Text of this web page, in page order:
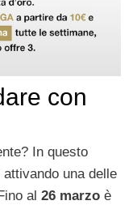
con
In questo
una delle
al 26 marzo è